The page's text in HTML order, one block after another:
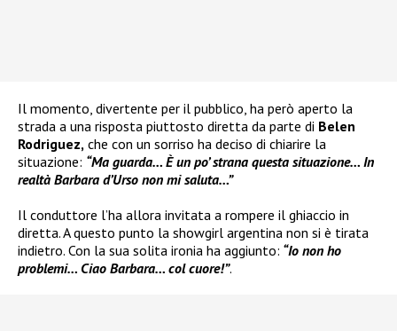
Il momento, divertente per il pubblico, ha però aperto la
strada a una risposta piuttosto diretta da parte di Belen
Rodriguez, che con un sorriso ha deciso di chiarire la
situazione: “Ma guarda… È un po’ strana questa situazione… In
realtà Barbara d’Urso non mi saluta…”
Il conduttore l’ha allora invitata a rompere il ghiaccio in
diretta. A questo punto la showgirl argentina non si è tirata
indietro. Con la sua solita ironia ha aggiunto: “Io non ho
problemi… Ciao Barbara… col cuore!”.